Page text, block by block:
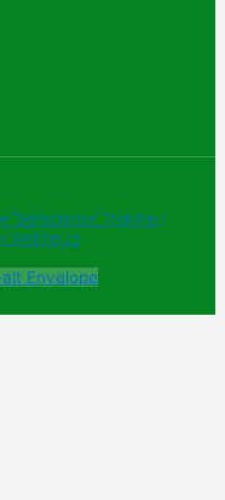
"Belladonna" Trebinje |
Webherzz
alt Envelope